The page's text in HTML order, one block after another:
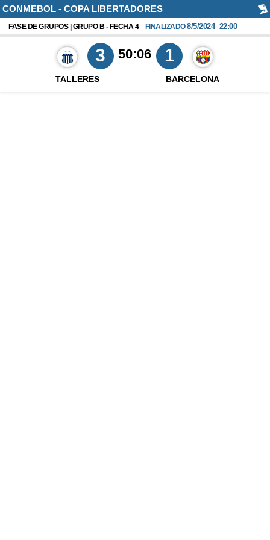
CONMEBOL - COPA LIBERTADORES
FASE DE GRUPOS | GRUPO B - FECHA 4 FINALIZADO8/5/2024 22:00
TALLERES
3 50:06 1
BARCELONA